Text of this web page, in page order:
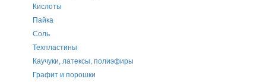
Кислоты
Пайка
Соль
Техпластины
Каучуки, латексы, полиэфиры
Графит и порошки